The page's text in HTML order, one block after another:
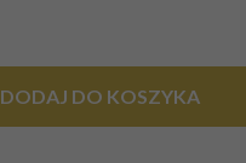
DODAJ DO KOSZYKA